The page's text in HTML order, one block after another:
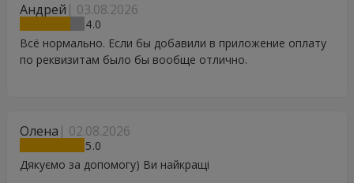
Андрей 03.08.2026
4
Всё нормально. Если бы добавили в приложение оплату
по реквизитам было бы вообще отлично.
Олена 02.08.2026
5
Дякуємо за допомогу) Ви найкращі